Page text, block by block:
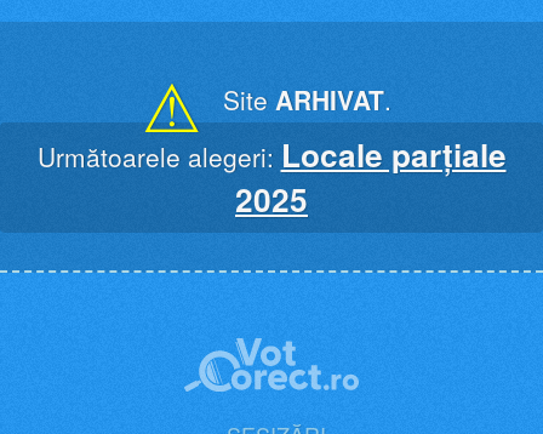
⚠ Site ARHIVAT.
Următoarele alegeri: Locale parțiale
2025